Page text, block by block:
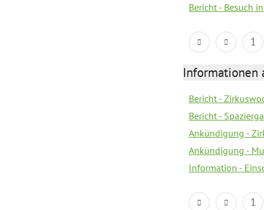
Bericht - Besuch
1
Informationen
Bericht -
Bericht -
Ankündigung -
Ankündigung -
Information -
1